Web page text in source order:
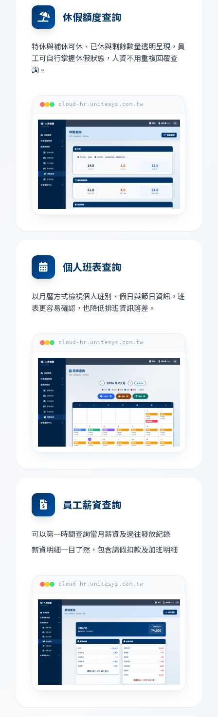
cloud-hr.unitesys.com.tw
休假額度查詢
特休與補休可休、已休與剩餘數量透明呈現，員
工可自行掌握休假狀態，人資不用重複回覆查
詢。
個人班表查詢
以月曆方式檢視個人班別、假日與節日資訊，班
表更容易確認，也降低排班資訊落差。
cloud-hr.unitesys.com.tw
cloud-hr.unitesys.com.tw
員工薪資查詢
可以第一時間查詢當月薪資及過往發放紀錄
薪資明細一目了然，包含請假扣款及加班明細